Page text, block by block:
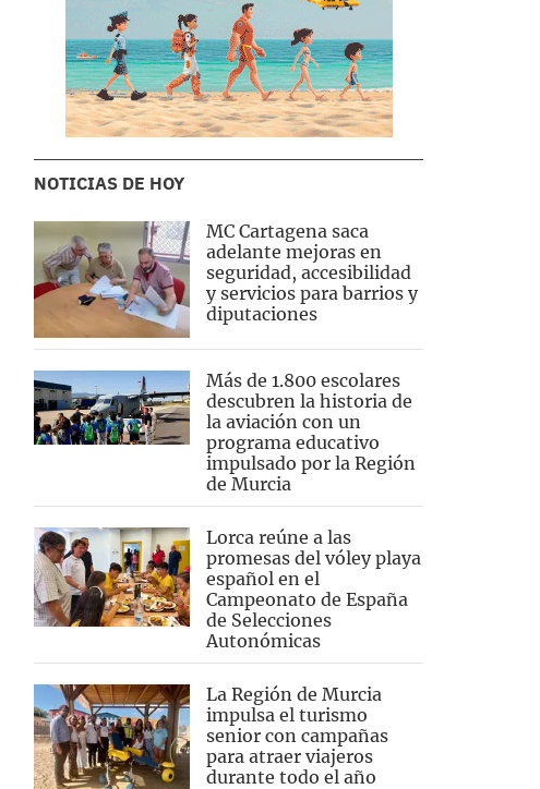
NOTICIAS DE HOY
MC Cartagena saca
adelante mejoras en
seguridad, accesibilidad
y servicios para barrios y
diputaciones
Más de 1.800 escolares
descubren la historia de
la aviación con un
programa educativo
impulsado por la Región
de Murcia
Lorca reúne a las
promesas del vóley playa
español en el
Campeonato de España
de Selecciones
Autonómicas
La Región de Murcia
impulsa el turismo
senior con campañas
para atraer viajeros
durante todo el año